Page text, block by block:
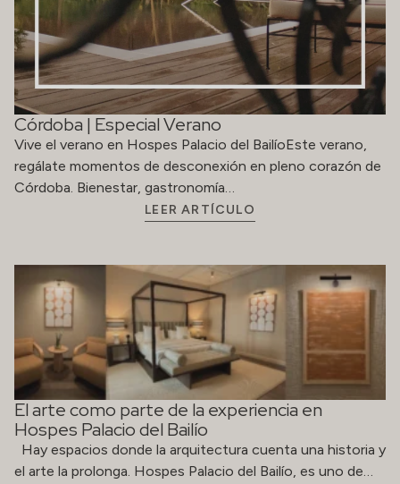
Córdoba | Especial Verano
Vive el verano en Hospes Palacio del BailíoEste verano,
regálate momentos de desconexión en pleno corazón de
Córdoba. Bienestar, gastronomía…
LEER ARTÍCULO
El arte como parte de la experiencia en
Hospes Palacio del Bailío
Hay espacios donde la arquitectura cuenta una historia y
el arte la prolonga. Hospes Palacio del Bailío, es uno de…